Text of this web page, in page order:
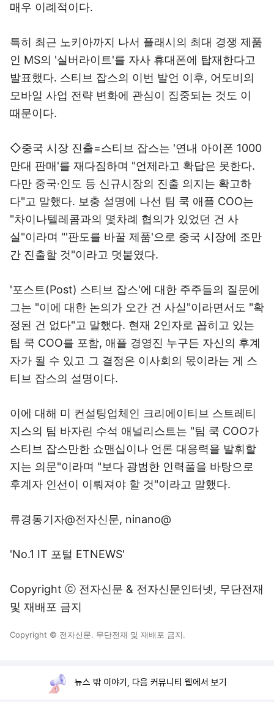
매우 이례적이다.
특히 최근 노키아까지 나서 플래시의 최대 경쟁 제품
인 MS의 '실버라이트'를 자사 휴대폰에 탑재한다고
발표했다. 스티브 잡스의 이번 발언 이후, 어도비의
모바일 사업 전략 변화에 관심이 집중되는 것도 이
때문이다.
◇중국 시장 진출=스티브 잡스는 '연내 아이폰 1000
만대 판매'를 재다짐하며 "언제라고 확답은 못한다.
다만 중국·인도 등 신규시장의 진출 의지는 확고하
다"고 말했다. 보충 설명에 나선 팀 쿡 애플 COO는
"차이나텔레콤과의 몇차례 협의가 있었던 건 사
실"이라며 "'판도를 바꿀 제품'으로 중국 시장에 조만
간 진출할 것"이라고 덧붙였다.
'포스트(Post) 스티브 잡스'에 대한 주주들의 질문에
그는 "이에 대한 논의가 오간 건 사실"이라면서도 "확
정된 건 없다"고 말했다. 현재 2인자로 꼽히고 있는
팀 쿡 COO를 포함, 애플 경영진 누구든 자신의 후계
자가 될 수 있고 그 결정은 이사회의 몫이라는 게 스
티브 잡스의 설명이다.
이에 대해 미 컨설팅업체인 크리에이티브 스트레티
지스의 팀 바자린 수석 애널리스트는 "팀 쿡 COO가
스티브 잡스만한 쇼맨십이나 언론 대응력을 발휘할
지는 의문"이라며 "보다 광범한 인력풀을 바탕으로
후계자 인선이 이뤄져야 할 것"이라고 말했다.
류경동기자@전자신문, ninano@
'No.1 IT 포털 ETNEWS'
Copyright ⓒ 전자신문 & 전자신문인터넷, 무단전재
및 재배포 금지
Copyright © 전자신문. 무단전재 및 재배포 금지.
뉴스 밖 이야기, 다음 커뮤니티 웹에서 보기